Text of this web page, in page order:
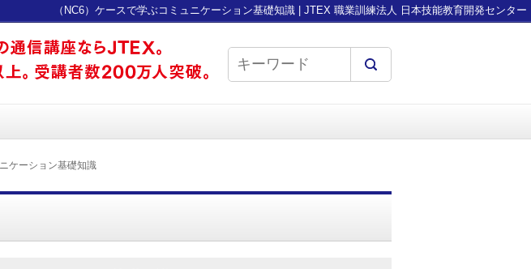
（NC6）ケースで学ぶコミュニケーション基礎知識 | JTEX 職業訓練法人 日本技能教育開発センター
ケーション基礎知識